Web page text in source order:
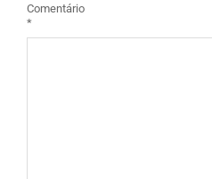
Comentário
*